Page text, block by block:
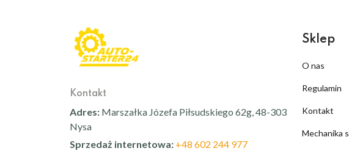
Kontakt
Adres: Marszałka Józefa Piłsudskiego 62g, 48-303
Nysa
Sprzedaż internetowa: +48 602 244 977
Sklep
O nas
Regulamin
Kontakt
Mechanika